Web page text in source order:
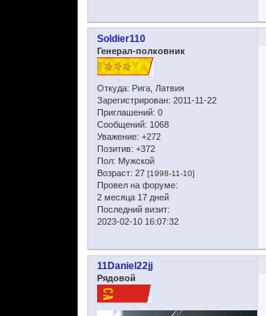
Soldier110
Генерал-полковник
Откуда: Рига, Латвия
Зарегистрирован: 2011-11-22
Приглашений: 0
Сообщений: 1068
Уважение: +272
Позитив: +372
Пол: Мужской
Возраст: 27 [1998-11-10]
Провел на форуме:
2 месяца 17 дней
Последний визит:
2023-02-10 16:07:32
11Daniel22jj
Рядовой